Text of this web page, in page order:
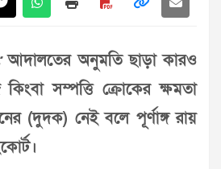
আদালতের অনুমতি ছাড়া কারও
কিংবা সম্পত্তি ক্রোকের ক্ষমতা
(দুদক) নেই বলে পূর্ণাঙ্গ রায়